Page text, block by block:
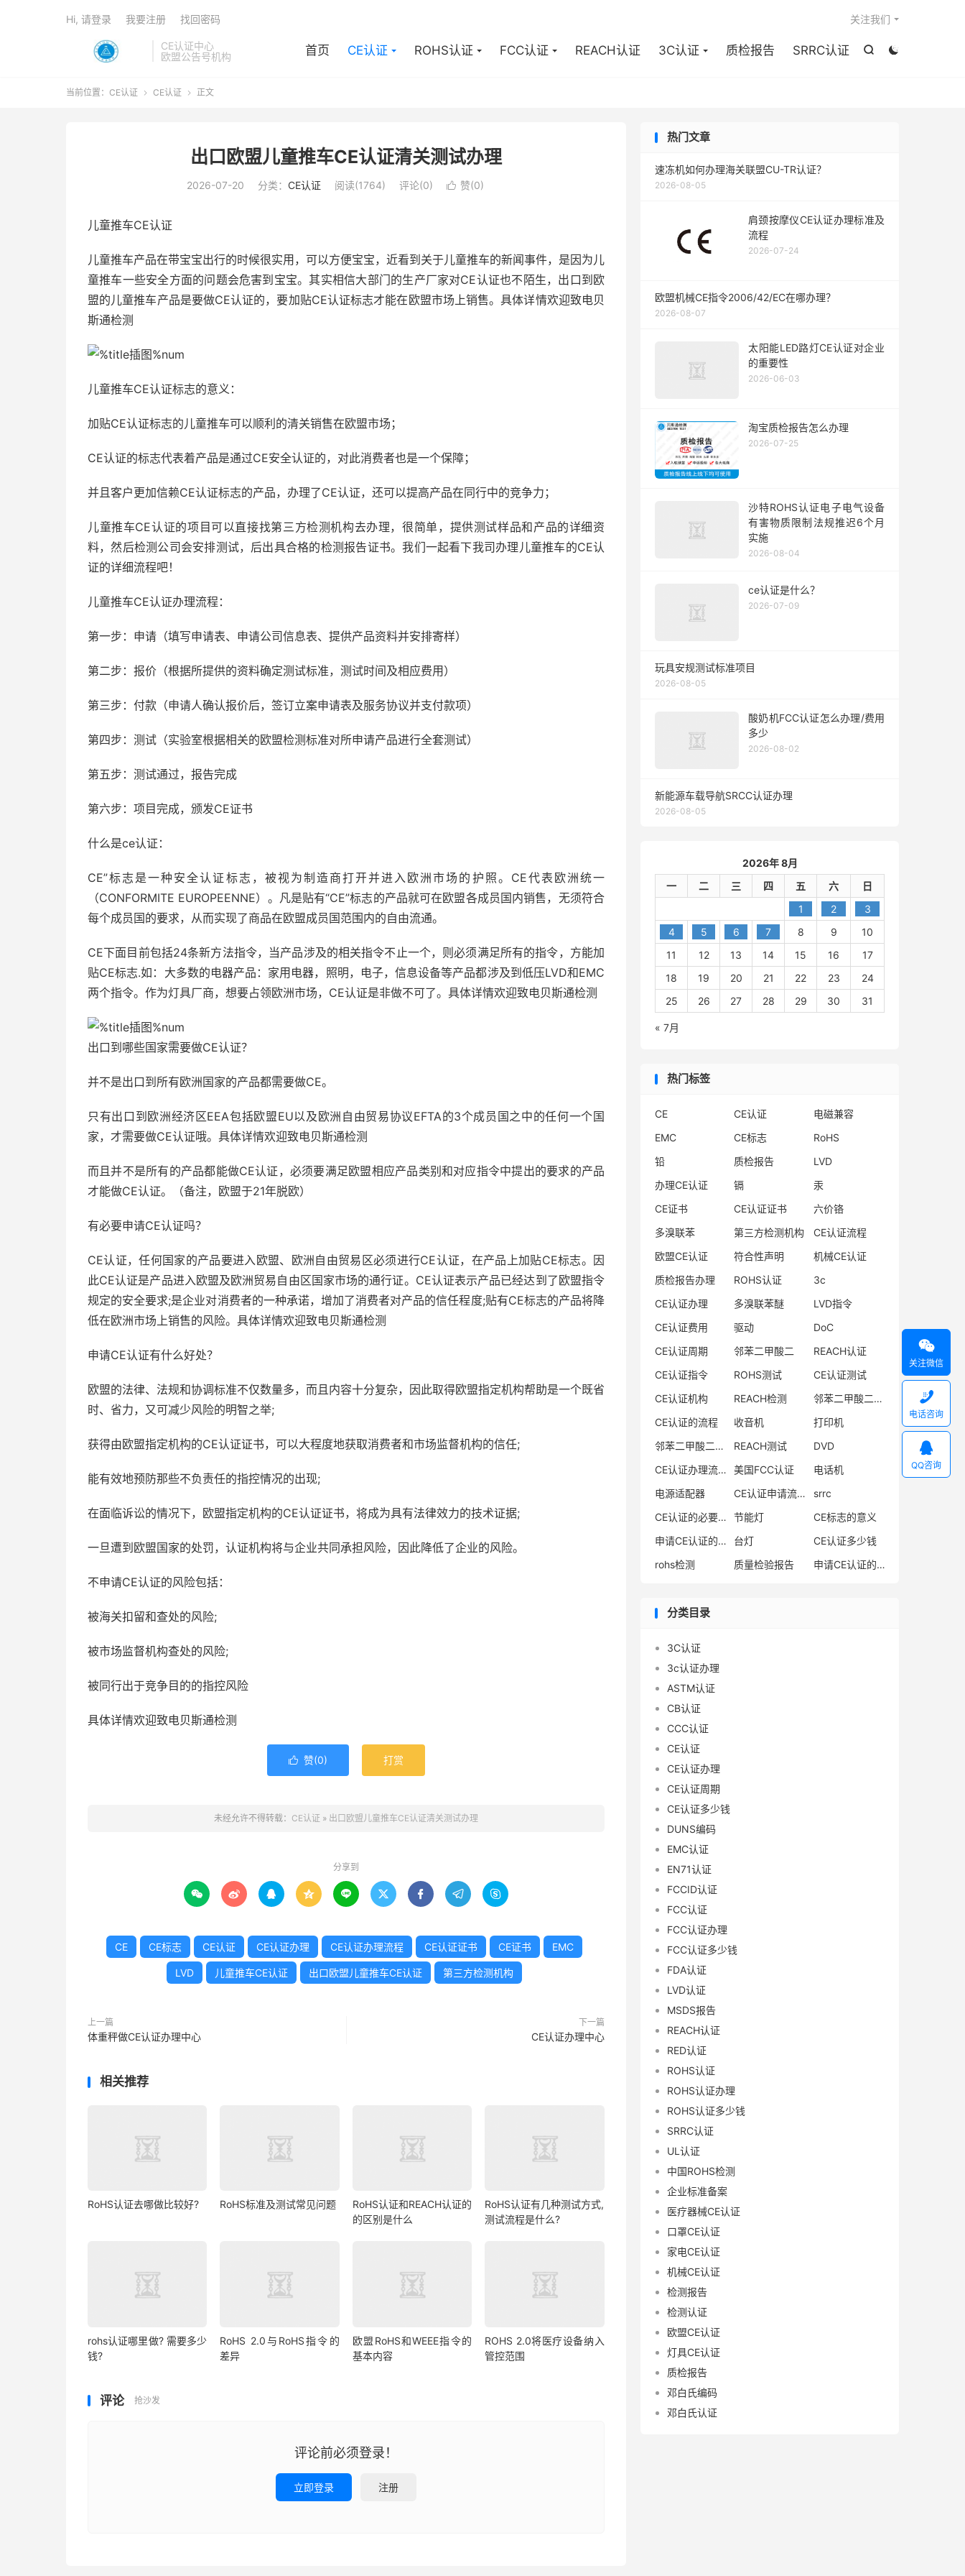
CE认证中心
欧盟公告号机构


首页 CE认证 ROHS认证 FCC认证 REACH认证 3C认证 质检报告 SRRC认证
关注我们
Hi, 请登录 我要注册 找回密码
当前位置： CE认证  CE认证  正文
出口欧盟儿童推车CE认证清关测试办理
2026-07-20 分类： CE认证 阅读(1764) 评论(0)  赞(0)
儿童推车CE认证
儿童推车产品在带宝宝出行的时候很实用，可以方便宝宝，近看到关于儿童推车的新闻事件，是因为儿
童推车一些安全方面的问题会危害到宝宝。其实相信大部门的生产厂家对CE认证也不陌生，出口到欧
盟的儿童推车产品是要做CE认证的，要加贴CE认证标志才能在欧盟市场上销售。具体详情欢迎致电贝
斯通检测
儿童推车CE认证标志的意义：
加贴CE认证标志的儿童推车可以顺利的清关销售在欧盟市场；
CE认证的标志代表着产品是通过CE安全认证的，对此消费者也是一个保障；
并且客户更加信赖CE认证标志的产品，办理了CE认证，还可以提高产品在同行中的竞争力；
儿童推车CE认证的项目可以直接找第三方检测机构去办理，很简单，提供测试样品和产品的详细资
料，然后检测公司会安排测试，后出具合格的检测报告证书。我们一起看下我司办理儿童推车的CE认
证的详细流程吧！
儿童推车CE认证办理流程：
第一步：申请（填写申请表、申请公司信息表、提供产品资料并安排寄样）
第二步：报价（根据所提供的资料确定测试标准，测试时间及相应费用）
第三步：付款（申请人确认报价后，签订立案申请表及服务协议并支付款项）
第四步：测试（实验室根据相关的欧盟检测标准对所申请产品进行全套测试）
第五步：测试通过，报告完成
第六步：项目完成，颁发CE证书
什么是ce认证：
CE”标志是一种安全认证标志，被视为制造商打开并进入欧洲市场的护照。CE代表欧洲统一
（CONFORMITE EUROPEENNE）。凡是贴有“CE”标志的产品就可在欧盟各成员国内销售，无须符合
每个成员国的要求，从而实现了商品在欧盟成员国范围内的自由流通。
CE下面目前包括24条新方法指令，当产品涉及的相关指令不止一个，则必须满足所有的指令，方能加
贴CE标志.如：大多数的电器产品：家用电器，照明，电子，信息设备等产品都涉及到低压LVD和EMC
两个指令。作为灯具厂商，想要占领欧洲市场，CE认证是非做不可了。具体详情欢迎致电贝斯通检测
出口到哪些国家需要做CE认证？
并不是出口到所有欧洲国家的产品都需要做CE。
只有出口到欧洲经济区EEA包括欧盟EU以及欧洲自由贸易协议EFTA的3个成员国之中的任何一个国
家，才需要做CE认证哦。具体详情欢迎致电贝斯通检测
而且并不是所有的产品都能做CE认证，必须要满足欧盟相应产品类别和对应指令中提出的要求的产品
才能做CE认证。（备注，欧盟于21年脱欧）
有必要申请CE认证吗？
CE认证，任何国家的产品要进入欧盟、欧洲自由贸易区必须进行CE认证，在产品上加贴CE标志。因
此CE认证是产品进入欧盟及欧洲贸易自由区国家市场的通行证。CE认证表示产品已经达到了欧盟指令
规定的安全要求;是企业对消费者的一种承诺，增加了消费者对产品的信任程度;贴有CE标志的产品将降
低在欧洲市场上销售的风险。具体详情欢迎致电贝斯通检测
申请CE认证有什么好处？
欧盟的法律、法规和协调标准不仅数量多，而且内容十分复杂，因此取得欧盟指定机构帮助是一个既省
时、省力，又可减少风险的明智之举;
获得由欧盟指定机构的CE认证证书，可以大程度地获取消费者和市场监督机构的信任;
能有效地预防那些不负责任的指控情况的出现;
在面临诉讼的情况下，欧盟指定机构的CE认证证书，将成为具有法律效力的技术证据;
一旦遭到欧盟国家的处罚，认证机构将与企业共同承担风险，因此降低了企业的风险。
不申请CE认证的风险包括：
被海关扣留和查处的风险;
被市场监督机构查处的风险;
被同行出于竞争目的的指控风险
具体详情欢迎致电贝斯通检测
 赞(0) 打赏
未经允许不得转载： CE认证 » 出口欧盟儿童推车CE认证清关测试办理
分享到
        
CE CE标志 CE认证 CE认证办理 CE认证办理流程 CE认证证书 CE证书 EMC
LVD 儿童推车CE认证 出口欧盟儿童推车CE认证 第三方检测机构
上一篇
体重秤做CE认证办理中心
下一篇
CE认证办理中心
相关推荐
RoHS认证去哪做比较好? RoHS标准及测试常见问题
RoHS认证和REACH认证的
的区别是什么
RoHS认证有几种测试方式,
测试流程是什么?
rohs认证哪里做? 需要多少
钱?
RoHS 2.0与RoHS指令的
差异
欧盟RoHS和WEEE指令的
基本内容
ROHS 2.0将医疗设备纳入
管控范围
评论 抢沙发
评论前必须登录！
立即登录 注册
热门文章
速冻机如何办理海关联盟CU-TR认证？
2026-08-05
肩颈按摩仪CE认证办理标准及
流程
2026-07-24
欧盟机械CE指令2006/42/EC在哪办理？
2026-08-07
太阳能LED路灯CE认证对企业
的重要性
2026-06-03
淘宝质检报告怎么办理
2026-07-25
沙特ROHS认证电子电气设备
有害物质限制法规推迟6个月
实施
2026-08-04
ce认证是什么？
2026-07-09
玩具安规测试标准项目
2026-08-05
酸奶机FCC认证怎么办理/费用
多少
2026-08-02
新能源车载导航SRCC认证办理
2026-08-05
2026年 8月
一
二 三 四 五 六
日
1
2
3
4
5 6 7 8 9
10
11
12 13 14 15 16
17
18
19 20 21 22 23
24
25
26 27 28 29 30 31
« 7月
热门标签
CE CE认证
电磁兼容
EMC
CE标志
RoHS
铅
质检报告
LVD
办理CE认证
镉
汞
CE证书
CE认证证书
六价铬
多溴联苯
第三方检测机构
CE认证流程
欧盟CE认证
符合性声明
机械CE认证
质检报告办理
ROHS认证
3c
CE认证办理
多溴联苯醚
LVD指令
CE认证费用
驱动
DoC
CE认证周期
邻苯二甲酸二
REACH认证
CE认证指令
ROHS测试
CE认证测试
CE认证机构
REACH检测
邻苯二甲酸二异丁酯
CE认证的流程
收音机
打印机
邻苯二甲酸二丁酯
REACH测试
DVD
CE认证办理流程
美国FCC认证
电话机
电源适配器
CE认证申请流程
srrc
CE认证的必要性
节能灯
CE标志的意义
申请CE认证的必要性
台灯
CE认证多少钱
rohs检测
质量检验报告 申请CE认证的好处
分类目录
3C认证
3c认证办理
ASTM认证
CB认证
CCC认证
CE认证
CE认证办理
CE认证周期
CE认证多少钱
DUNS编码
EMC认证
EN71认证
FCCID认证
FCC认证
FCC认证办理
FCC认证多少钱
FDA认证
LVD认证
MSDS报告
REACH认证
RED认证
ROHS认证
ROHS认证办理
ROHS认证多少钱
SRRC认证
UL认证
中国ROHS检测
企业标准备案
医疗器械CE认证
口罩CE认证
家电CE认证
机械CE认证
检测报告
检测认证
欧盟CE认证
灯具CE认证
质检报告
邓白氏编码
邓白氏认证

关注微信

电话咨询

QQ咨询